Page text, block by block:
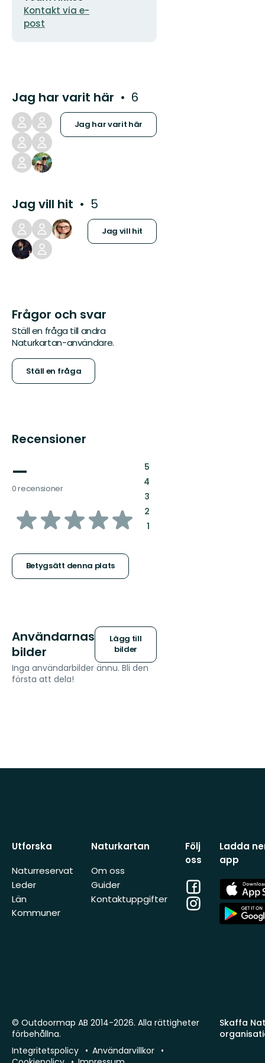
Kontakt via e-
post
Jag har varit här 6
Jag har varit här
Jag vill hit 5
Jag vill hit
Frågor och svar
Ställ en fråga till andra
Naturkartan-användare.
Ställ en fråga
Recensioner
—
0 recensioner
av
stjärnor
Betygsätt denna plats
5:
4:
3:
2:
1:
Användarnas
bilder
Lägg till
bilder
Inga användarbilder ännu. Bli den
första att dela!
Utforska
Naturreservat
Leder
Län
Kommuner
Naturkartan
Om oss
Guider
Kontaktuppgifter
Följ
oss
Facebook
Instagram
Ladda
app
App
Store
App
Store
Skaffa
© Outdoormap AB 2014-2026. Alla rättigheter
förbehållna.
Integritetspolicy
Användarvillkor